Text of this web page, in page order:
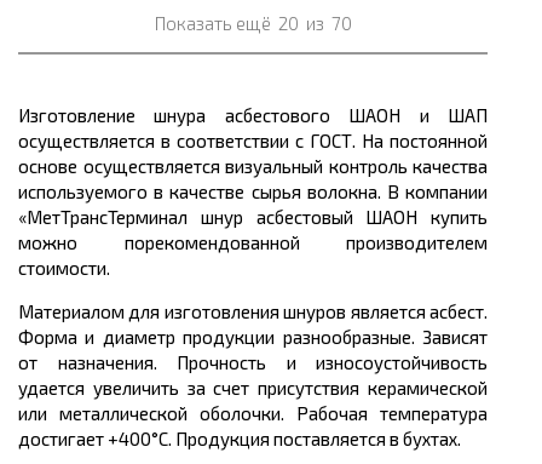
Показать ещё 20 из 70
Изготовление шнура асбестового ШАОН и ШАП
осуществляется в соответствии с ГОСТ. На постоянной
основе осуществляется визуальный контроль качества
используемого в качестве сырья волокна. В компании
«МетТрансТерминал шнур асбестовый ШАОН купить
можно порекомендованной производителем
стоимости.
Материалом для изготовления шнуров является асбест.
Форма и диаметр продукции разнообразные. Зависят
от назначения. Прочность и износоустойчивость
удается увеличить за счет присутствия керамической
или металлической оболочки. Рабочая температура
достигает +400°C. Продукция поставляется в бухтах.